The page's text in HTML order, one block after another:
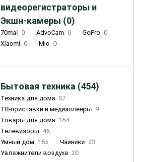
видеорегистраторы и
Экшн-камеры (0)
70mai 0 AdvoCam 0 GoPro 0
Xiaomi 0 Mio 0
Бытовая техника (454)
Техника для дома 37
ТВ-приставки и медиаплееры 9
Товары для дома 164
Телевизоры 46
Умный дом 155 Чайники 23
Увлажнители воздуха 20